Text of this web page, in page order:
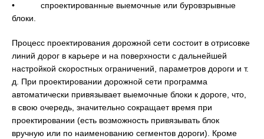
• спроектированные выемочные или буровзрывные
блоки.
Процесс проектирования дорожной сети состоит в отрисовке
линий дорог в карьере и на поверхности с дальнейшей
настройкой скоростных ограничений, параметров дороги и т.
д. При проектировании дорожной сети программа
автоматически привязывает выемочные блоки к дороге, что,
в свою очередь, значительно сокращает время при
проектировании (есть возможность привязывать блок
вручную или по наименованию сегментов дороги). Кроме